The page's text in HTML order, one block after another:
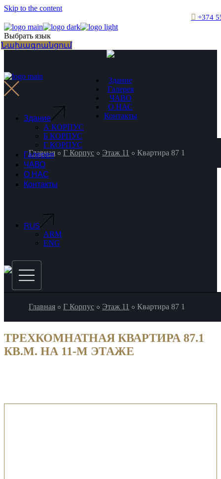
Skip to the content
+374
Выбрать язык
Նախագրանցում
Здание
Галерея
ЧАВО
О НАС
Контакты
Главная Г Корпус Этаж 11 Квартира 87 1
Здание
А КОРПУС
Б КОРПУС
Г КОРПУС
Галерея
ЧАВО
О НАС
Контакты
RUS
ARM
ENG
Главная Г Корпус Этаж 11 Квартира 87 1
ТРЕХКОМНАТНАЯ КВАРТИРА 87.1
КВ.М. НА 11-М ЭТАЖЕ